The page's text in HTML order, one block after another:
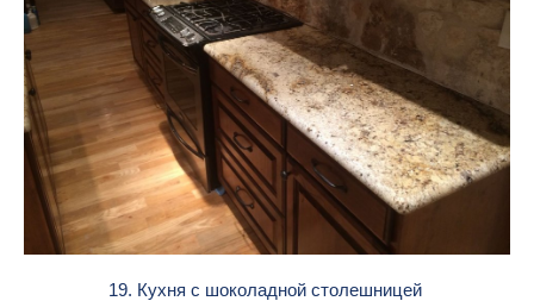
19. Кухня с шоколадной столешницей